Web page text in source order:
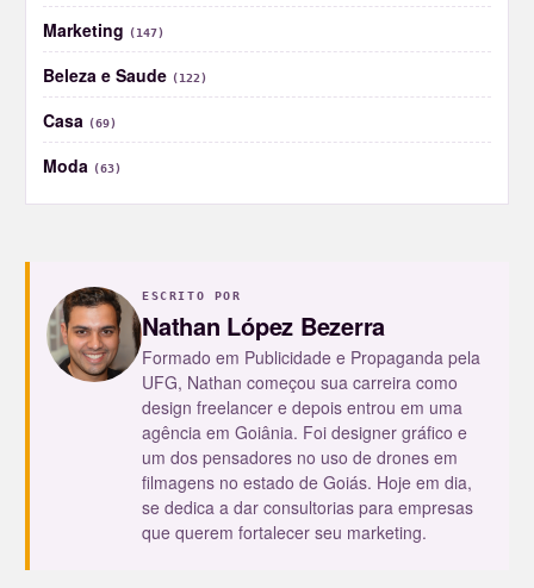
Marketing (147)
Beleza e Saude (122)
Casa (69)
Moda (63)
ESCRITO POR
Nathan López Bezerra
Formado em Publicidade e Propaganda pela
UFG, Nathan começou sua carreira como
design freelancer e depois entrou em uma
agência em Goiânia. Foi designer gráfico e
um dos pensadores no uso de drones em
filmagens no estado de Goiás. Hoje em dia,
se dedica a dar consultorias para empresas
que querem fortalecer seu marketing.